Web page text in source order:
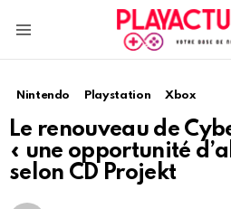
Nintendo Playstation Xbox
Le renouveau de
« une opportunité
selon CD Projekt